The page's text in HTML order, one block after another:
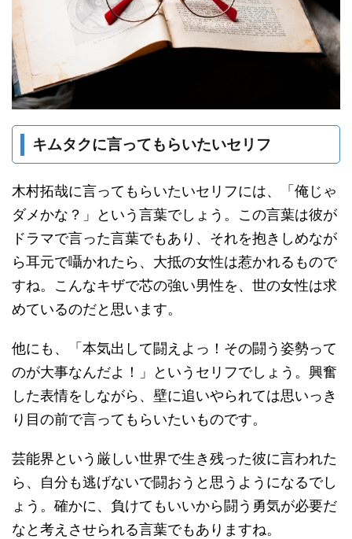
キムタクに言ってもらいたいセリフ
木村拓哉に言ってもらいたいセリフには、「俺じゃ
ダメかな？」という言葉でしょう。この言葉は彼が
ドラマで言った言葉でもあり、それを抱きしめなが
ら耳元で囁かれたら、大抵の女性は惹かれるもので
すね。こんなキザで芯の強い男性を、世の女性は求
めているのだと思います。
他にも、「本気出して闘えよっ！その闘う姿勢って
のが大事なんだよ！」というセリフでしょう。興奮
した表情をしながら、壁に追いやられては思いっき
り目の前で言ってもらいたいものです。
芸能界という厳しい世界で生き残った彼に言われた
ら、自分も逃げないで闘おうと思うようになるでし
ょう。確かに、負けてもいいから闘う勇気が必要だ
なと考えさせられる言葉でもありますね。